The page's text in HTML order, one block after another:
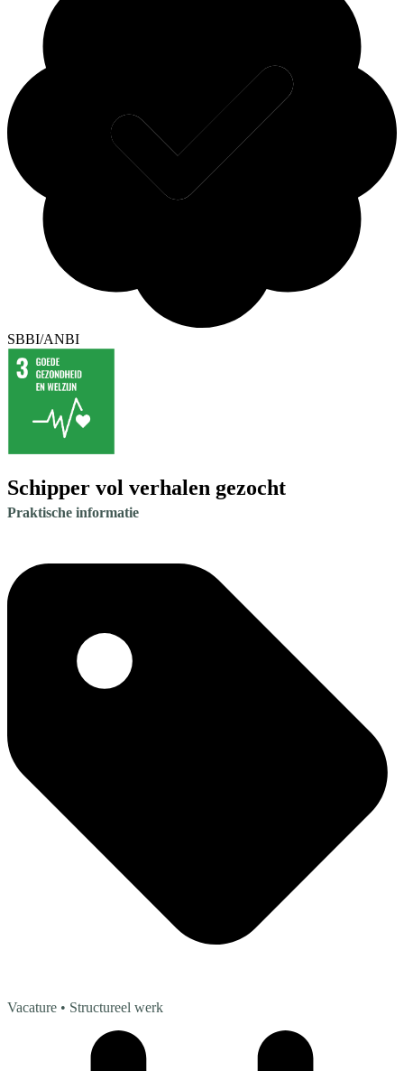
SBBI/ANBI
Schipper vol verhalen gezocht
Praktische informatie
Vacature • Structureel werk